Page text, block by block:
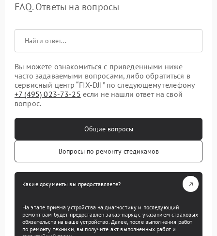
FAQ. Ответы на вопросы
Вы можете ознакомиться с приведенными ниже
часто задаваемыми вопросами, либо обратиться в
сервисный центр “FIX-DJI” по следующему телефону
+7 (495) 023-73-25 если не нашли ответ на свой
вопрос.
Общие вопросы
Вопросы по ремонту стедикамов
Какие документы вы предоставляете?
На этапе приема устройства на диагностику и последующий
ремонт вам будет предоставлен заказ-наряд с указанием страховых
обязательств на ваше устройство. Далее, после выполнения работ
по ремонту техники, вы получите акт выполненных работ и